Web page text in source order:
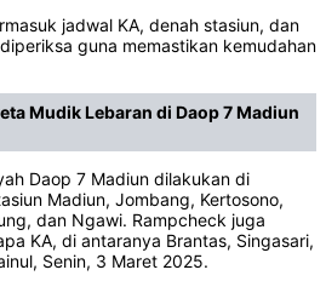
jadwal KA, denah stasiun, dan
guna memastikan kemudahan
Mudik Lebaran di Daop 7 Madiun
Daop 7 Madiun dilakukan di
Madiun, Jombang, Kertosono,
dan Ngawi. Rampcheck juga
KA, di antaranya Brantas, Singasari,
Senin, 3 Maret 2025.